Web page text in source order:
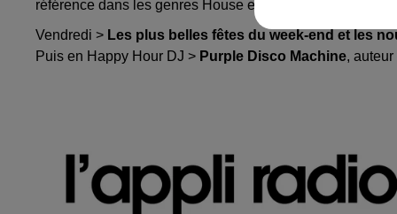
référence dans les genres House et Nu Disco.
Vendredi > Les plus belles fêtes du week-end et les
Puis en Happy Hour DJ > Purple Disco Machine,